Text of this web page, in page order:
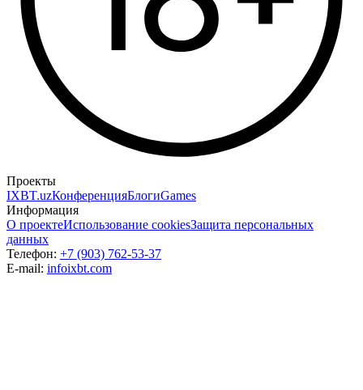
Проекты
IXBT.uzКонференцияБлогиGames
Информация
О проектеИспользование cookiesЗащита персональных
данных
Телефон: +7 (903) 762-53-37
E-mail: infoixbt.com